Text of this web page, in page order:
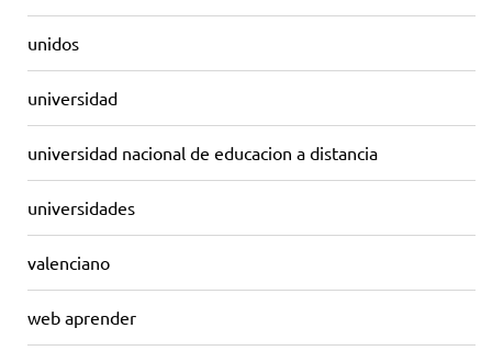
unidos
universidad
universidad nacional de educacion a distancia
universidades
valenciano
web aprender